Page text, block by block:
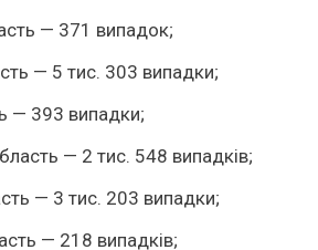
— 371 випадок;
— 5 тис. 303 випадки;
— 393 випадки;
— 2 тис. 548 випадків;
— 3 тис. 203 випадки;
— 218 випадків;